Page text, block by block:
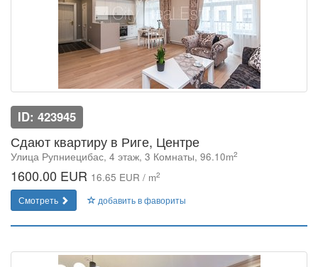
ID: 423945
Сдают квартиру в Риге, Центре
Улица Рупниецибас, 4 этаж, 3 Комнаты, 96.10m2
1600.00 EUR 16.65 EUR / m2
Смотреть добавить в фавориты